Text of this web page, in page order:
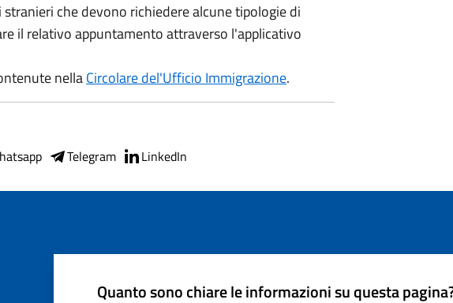
stranieri che devono richiedere alcune tipologie di
il relativo appuntamento attraverso l'applicativo
nellaCircolare del'Ufficio Immigrazione.
Telegram LinkedIn
Quanto sono chiare le informazioni su questa